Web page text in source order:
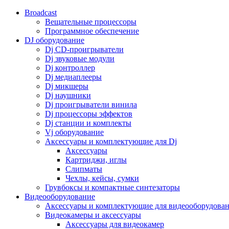
Broadcast
Вещательные процессоры
Программное обеспечение
DJ оборудование
Dj CD-проигрыватели
Dj звуковые модули
Dj контроллер
Dj медиаплееры
Dj микшеры
Dj наушники
Dj проигрыватели винила
Dj процессоры эффектов
Dj станции и комплекты
Vj оборудование
Аксессуары и комплектующие для Dj
Аксессуары
Картриджи, иглы
Слипматы
Чехлы, кейсы, сумки
Грувбоксы и компактные синтезаторы
Видеооборудование
Аксессуары и комплектующие для
Видеокамеры и аксессуары
Аксессуары для видеокамер